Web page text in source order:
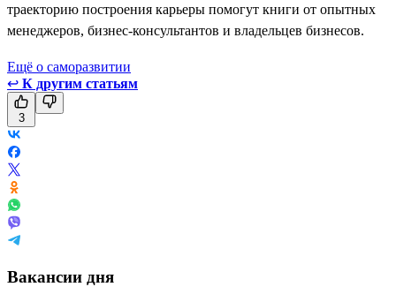
траекторию построения карьеры помогут книги от опытных
менеджеров, бизнес-консультантов и владельцев бизнесов.
Ещё о саморазвитии
↩ К другим статьям
3
Вакансии дня